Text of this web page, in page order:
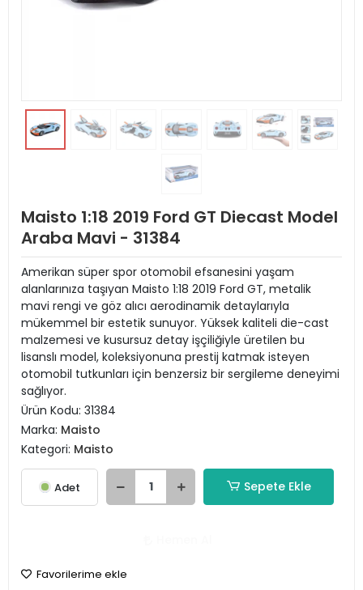
Maisto 1:18 2019 Ford GT Diecast Model
Araba Mavi - 31384
Amerikan süper spor otomobil efsanesini yaşam
alanlarınıza taşıyan Maisto 1:18 2019 Ford GT, metalik
mavi rengi ve göz alıcı aerodinamik detaylarıyla
mükemmel bir estetik sunuyor. Yüksek kaliteli die-cast
malzemesi ve kusursuz detay işçiliğiyle üretilen bu
lisanslı model, koleksiyonuna prestij katmak isteyen
otomobil tutkunları için benzersiz bir sergileme deneyimi
sağlıyor.
Ürün Kodu: 31384
Marka: Maisto
Kategori: Maisto
Adet Sepete Ekle
Favorilerime ekle